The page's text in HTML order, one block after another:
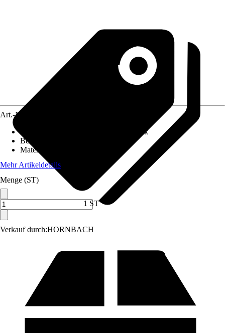
Verkauf durch:HORNBACH
Art.-Nr.
Mit Absenkautomatik
Befestigungsart
Material Scharniere
Mehr Artikeldetails
Menge (ST)
1 ST